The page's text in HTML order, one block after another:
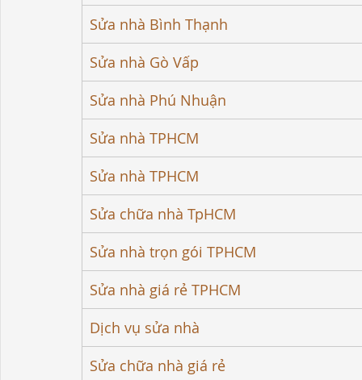
Sửa nhà Bình Thạnh
Sửa nhà Gò Vấp
Sửa nhà Phú Nhuận
Sửa nhà TPHCM
Sửa nhà TPHCM
Sửa chữa nhà TpHCM
Sửa nhà trọn gói TPHCM
Sửa nhà giá rẻ TPHCM
Dịch vụ sửa nhà
Sửa chữa nhà giá rẻ